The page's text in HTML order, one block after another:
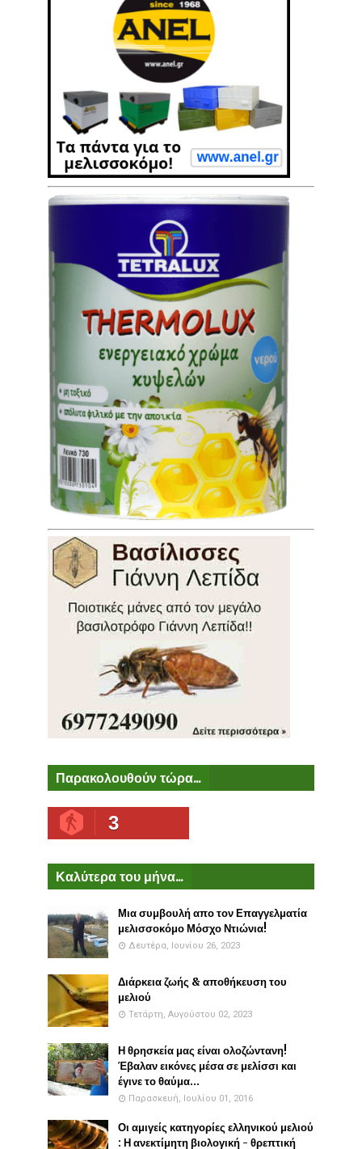
Παρακολουθούν τώρα...
3
Καλύτερα του μήνα...
Μια συμβουλή απο τον Επαγγελματία
μελισσοκόμο Μόσχο Ντιώνια!
Δευτέρα, Ιουνίου 26, 2023
Διάρκεια ζωής & αποθήκευση του
μελιού
Τετάρτη, Αυγούστου 02, 2023
Η θρησκεία μας είναι ολοζώντανη!
Έβαλαν εικόνες μέσα σε μελίσσι και
έγινε το θαύμα...
Παρασκευή, Ιουλίου 01, 2016
Οι αμιγείς κατηγορίες ελληνικού μελιού
: Η ανεκτίμητη βιολογική - θρεπτική